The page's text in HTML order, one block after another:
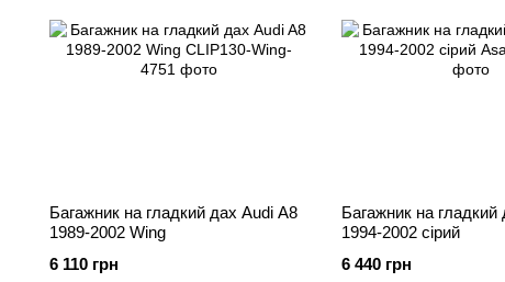
Багажник на гладкий дах Audi A8
1989-2002 Wing
6 110 грн
Багажник на гладкий
1994-2002 сірий
6 440 грн